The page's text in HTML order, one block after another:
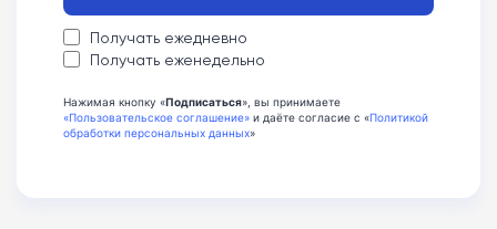
Получать ежедневно
Получать еженедельно
Нажимая кнопку «Подписаться», вы принимаете
«Пользовательское соглашение» и даёте согласие с «Политикой
обработки персональных данных»